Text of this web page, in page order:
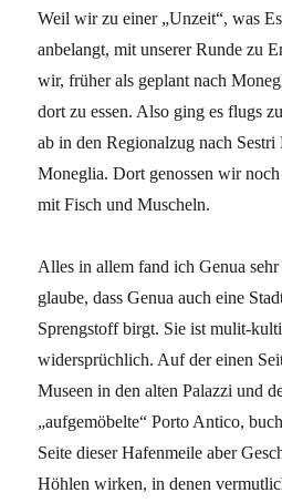
Weil wir zu einer „Unzeit“, was
anbelangt, mit unserer Runde zu
wir, früher als geplant nach
dort zu essen. Also ging es flugs
ab in den Regionalzug nach
Moneglia. Dort genossen wir noch
mit Fisch und Muscheln.
Alles in allem fand ich Genua sehr
glaube, dass Genua auch eine
Sprengstoff birgt. Sie ist mulit-
widersprüchlich. Auf der einen
Museen in den alten Palazzi und
„aufgemöbelte“ Porto Antico,
Seite dieser Hafenmeile aber
Höhlen wirken, in denen